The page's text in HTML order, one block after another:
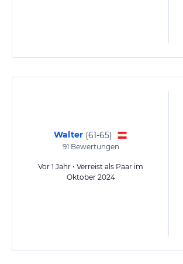
Walter (61-65)
91 Bewertungen
Vor 1 Jahr • Verreist als Paar im
Oktober 2024